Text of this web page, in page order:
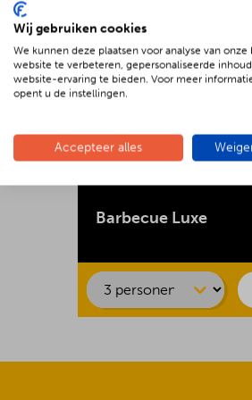
Barbecue Luxe
Kipsaté
Shaslick
Wij gebruiken cookies
We kunnen deze plaatsen voor analyse van
website te verbeteren, gepersonaliseerde
website-ervaring te bieden. Voor meer
opent u de instellingen.
Accepteer alles